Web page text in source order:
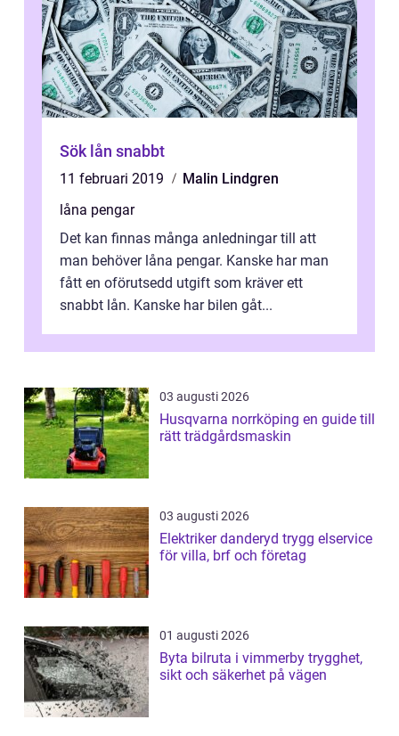
Sök lån snabbt
11 februari 2019
Malin Lindgren
låna pengar
Det kan finnas många anledningar till att
man behöver låna pengar. Kanske har man
fått en oförutsedd utgift som kräver ett
snabbt lån. Kanske har bilen gåt...
03 augusti 2026
Husqvarna norrköping en guide till
rätt trädgårdsmaskin
03 augusti 2026
Elektriker danderyd trygg elservice
för villa, brf och företag
01 augusti 2026
Byta bilruta i vimmerby trygghet,
sikt och säkerhet på vägen